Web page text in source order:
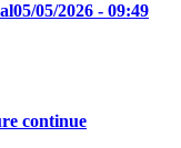
05/05/2026 - 09:49
continue